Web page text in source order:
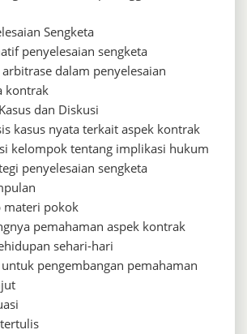
Sengketa
penyelesaian sengketa
dalam penyelesaian
kontrak
dan Diskusi
kasus nyata terkait aspek kontrak
kelompok tentang implikasi hukum
penyelesaian sengketa
materi pokok
pemahaman aspek kontrak
sehari-hari
untuk pengembangan pemahaman